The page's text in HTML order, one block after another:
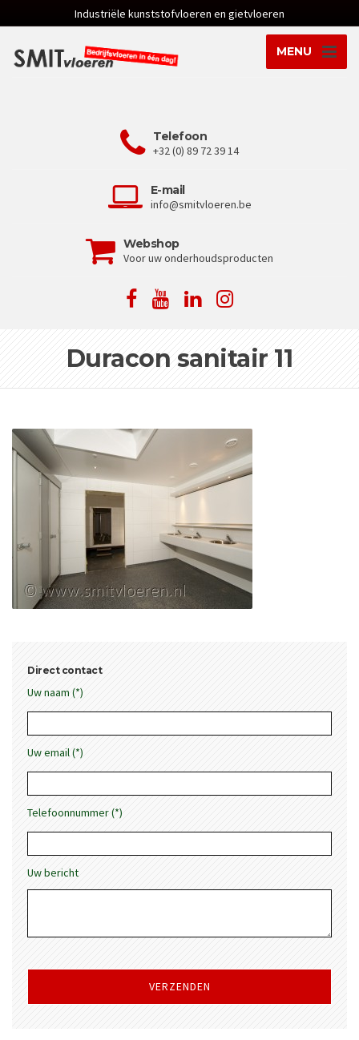
Industriële kunststofvloeren en gietvloeren
MENU
Telefoon
+32 (0) 89 72 39 14
E-mail
info@smitvloeren.be
Webshop
Voor uw onderhoudsproducten
Duracon sanitair 11
Direct contact
Uw naam (*)
Uw email (*)
Telefoonnummer (*)
Uw bericht